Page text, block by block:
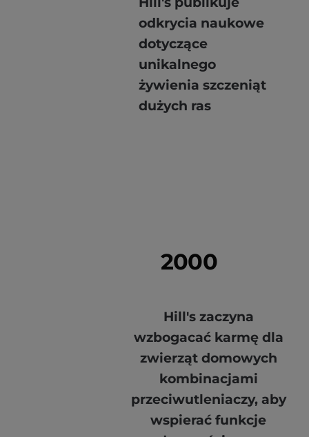
odkrycia naukowe
dotyczące
unikalnego
żywienia szczeniąt
dużych ras
2000
Hill's zaczyna
wzbogacać karmę dla
zwierząt domowych
kombinacjami
przeciwutleniaczy, aby
wspierać funkcje